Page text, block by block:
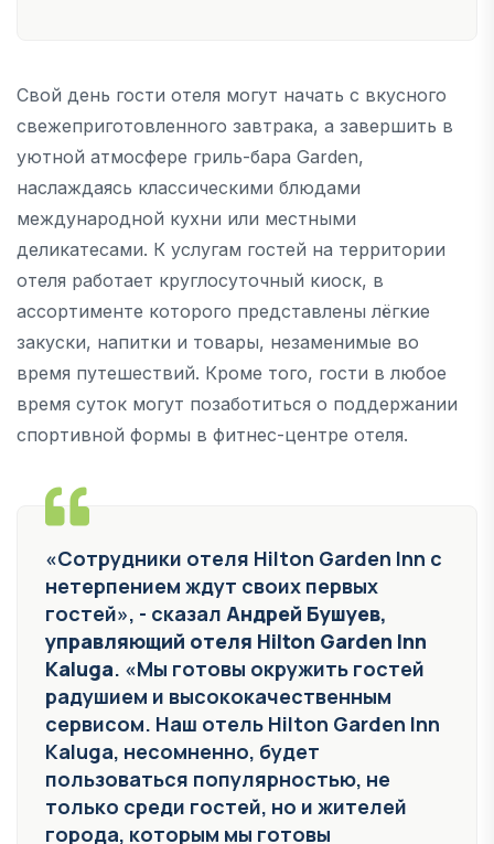
Свой день гости отеля могут начать с вкусного
свежеприготовленного завтрака, а завершить в
уютной атмосфере гриль-бара Garden,
наслаждаясь классическими блюдами
международной кухни или местными
деликатесами. К услугам гостей на территории
отеля работает круглосуточный киоск, в
ассортименте которого представлены лёгкие
закуски, напитки и товары, незаменимые во
время путешествий. Кроме того, гости в любое
время суток могут позаботиться о поддержании
спортивной формы в фитнес-центре отеля.
«Сотрудники отеля Hilton Garden Inn с
нетерпением ждут своих первых
гостей», - сказал Андрей Бушуев,
управляющий отеля Hilton Garden Inn
Kaluga. «Мы готовы окружить гостей
радушием и высококачественным
сервисом. Наш отель Hilton Garden Inn
Kaluga, несомненно, будет
пользоваться популярностью, не
только среди гостей, но и жителей
города, которым мы готовы